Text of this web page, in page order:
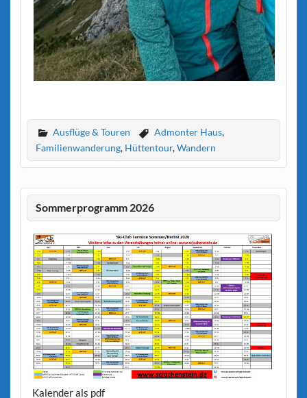
Ausflüge & Touren Admonter Haus,
Familienwanderung, Hüttentour,Wandern
Sommerprogramm 2026
Kalender als pdf